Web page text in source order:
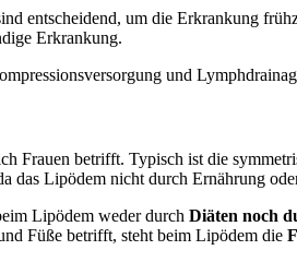
entscheidend, um die Erkrankung
Erkrankung.
und
Frauen betrifft. Typisch ist die
das Lipödem nicht durch Ernährung
Lipödem weder durch Diäten noch
Füße betrifft, steht beim Lipödem die